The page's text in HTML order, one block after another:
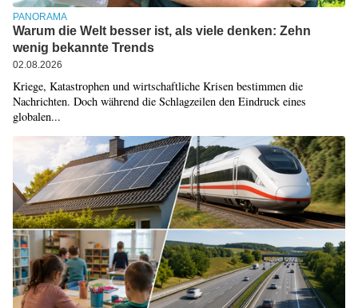
PANORAMA
Warum die Welt besser ist, als viele denken: Zehn
wenig bekannte Trends
02.08.2026
Kriege, Katastrophen und wirtschaftliche Krisen bestimmen die
Nachrichten. Doch während die Schlagzeilen den Eindruck eines
globalen...